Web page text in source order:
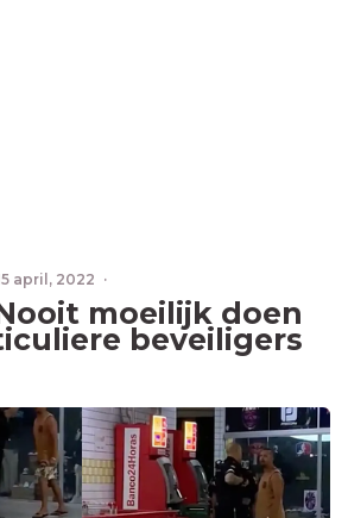
april, 2022 ·
moeilijk doen
beveiligers